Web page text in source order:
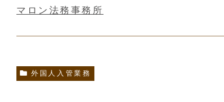
マロン法務事務所
外国人入管業務